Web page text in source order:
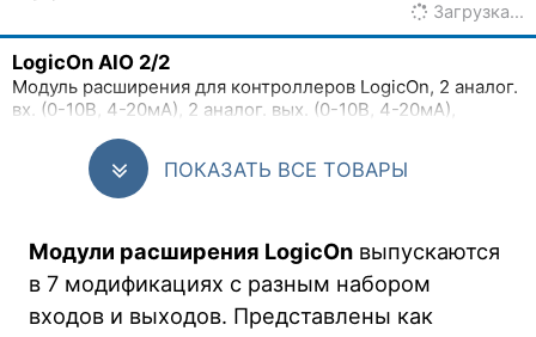
Загрузка…
LogicOn AIO 2/2
Модуль расширения для контроллеров LogicOn, 2 аналог.
вх. (0-10В, 4-20мА), 2 аналог. вых. (0-10В, 4-20мА),
LogicOn AI 4
вх. (0-10В, 4-20мА), =24VDC по внутренней шине
Загрузка…
LogicOn AI 4PT
ПОКАЗАТЬ ВСЕ ТОВАРЫ
Модули расширения LogicOnвыпускаются
в 7 модификациях с разным набором
входов и выходов. Представлены как